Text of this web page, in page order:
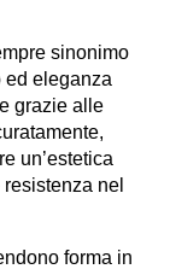
sinonimo
ed eleganza
grazie alle
un’estetica
nel
forma in